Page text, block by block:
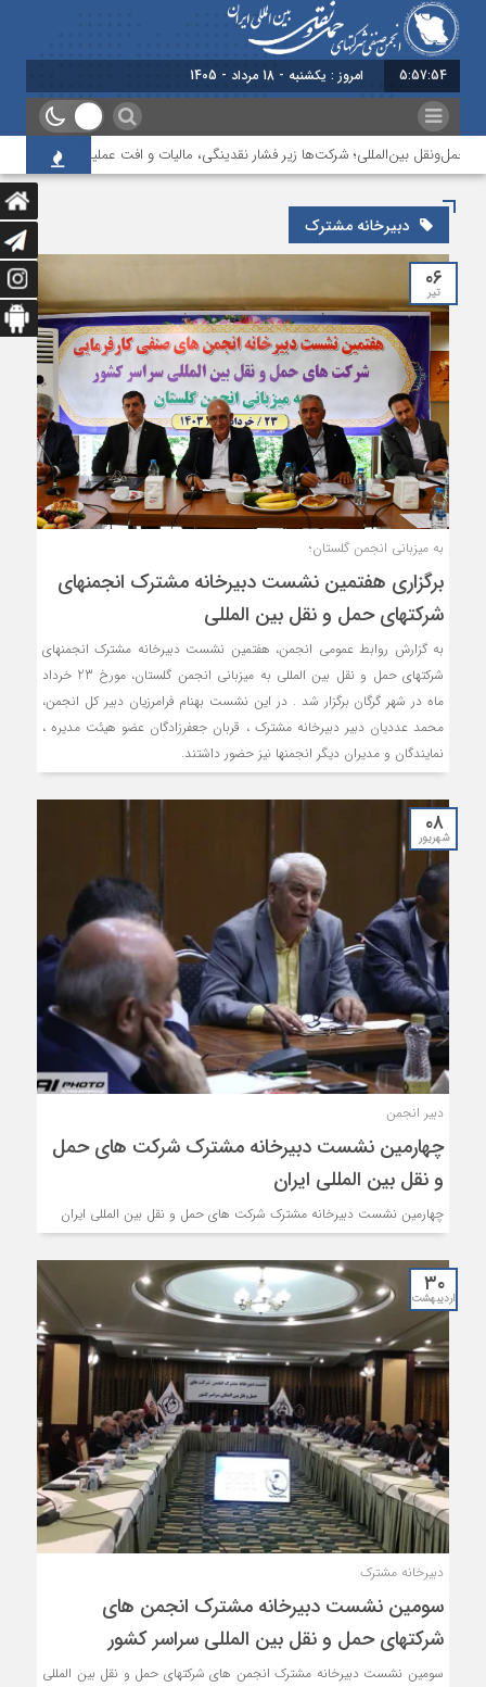
5:57:55 امروز : یکشنبه - 18 مرداد - 1405
بین‌المللی؛ شرکت‌ها زیر فشار نقدینگی، مالیات و افت عملیات
دبیرخانه مشترک
۰۶
تیر
به میزبانی انجمن گلستان؛
برگزاری هفتمین نشست دبیرخانه مشترک انجمن‏های
شرکت‏های حمل و نقل بین‏ المللی
به گزارش روابط عمومی انجمن، هفتمین نشست دبیرخانه مشترک انجمن‏های
شرکت‏های حمل و نقل بین ‏المللی به میزبانی انجمن گلستان، مورخ 23 خرداد
ماه در شهر گرگان برگزار شد . در این نشست بهنام فرامرزیان دبیر کل انجمن،
محمد عددیان دبیر دبیرخانه مشترک ، قربان جعفرزادگان عضو هیئت مدیره ،
نمایندگان و مدیران دیگر انجمن‏ها نیز حضور داشتند.
۰۸
شهریور
دبیر انجمن
چهارمین نشست دبیرخانه مشترک شرکت های حمل
و نقل بین المللی ایران
چهارمین نشست دبیرخانه مشترک شرکت های حمل و نقل بین المللی ایران
۳۰
اردیبهشت
دبیرخانه مشترک
سومین نشست دبیرخانه مشترک انجمن های
شرکتهای حمل و نقل بین المللی سراسر کشور
سومین نشست دبیرخانه مشترک انجمن های شرکتهای حمل و نقل بین المللی